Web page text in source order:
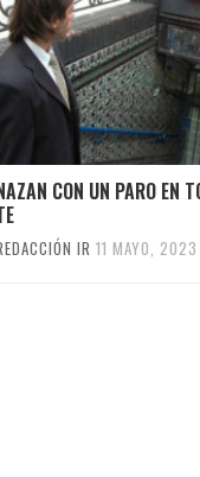
CON UN PARO EN
IR 11 MAYO, 2023